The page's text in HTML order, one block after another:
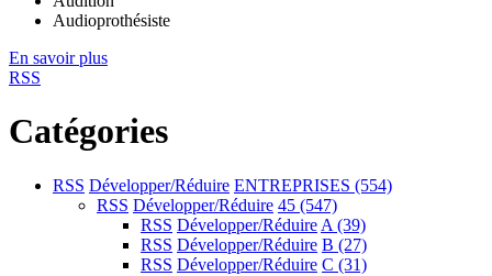
Audioprothésiste
En savoir plus
RSS
Catégories
RSS Développer/Réduire ENTREPRISES (554)
RSS Développer/Réduire 45 (547)
RSS Développer/Réduire A (39)
RSS Développer/Réduire B (27)
RSS Développer/Réduire C (31)